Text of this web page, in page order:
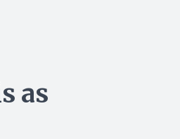
as